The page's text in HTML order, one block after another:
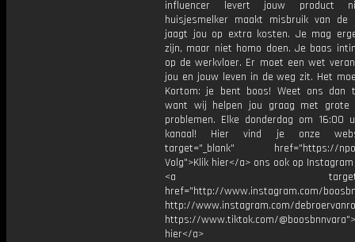
influencer levert jouw product
huisjesmelker maakt misbruik van de
jaagt jou op extra kosten. Je mag
zijn, maar niet homo doen. Je baas
op de werkvloer. Er moet een wet
jou en jouw leven in de weg zit. Het
Kortom: je bent boos! Weet ons dan
want wij helpen jou graag met grote
problemen. Elke donderdag om 16:00
kanaal! Hier vind je onze
target="_blank" href="https://
Volg">Klik hier</a> ons ook op Instagram
<a
href="http://www.instagram.com/
http://www.instagram.com/
https://www.tiktok.com/
hier</a>